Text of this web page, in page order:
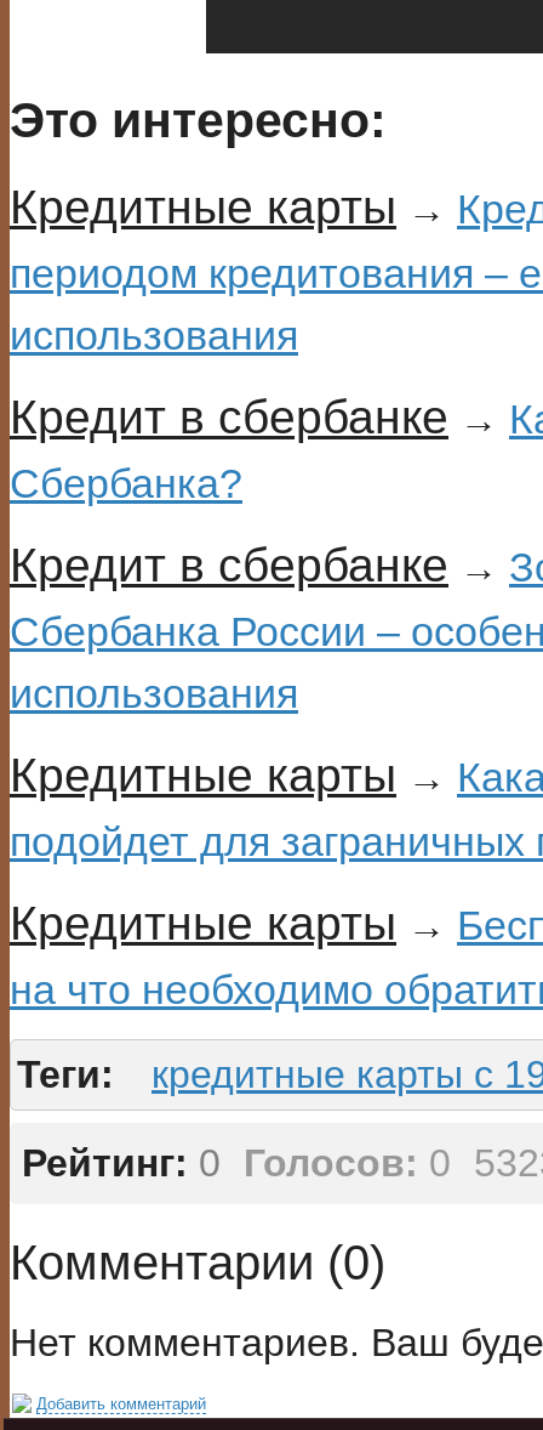
Это интересно:
Кредитные карты →
периодом кредитования –
использования
Кредит в сбербанке →
Сбербанка?
Кредит в сбербанке →
Сбербанка России –
использования
Кредитные карты →
подойдет для заграничных
Кредитные карты →
на что необходимо
Теги: кредитные карты с
Рейтинг: 0 Голосов: 0
Комментарии (0)
Нет комментариев. Ваш
Добавить комментарий